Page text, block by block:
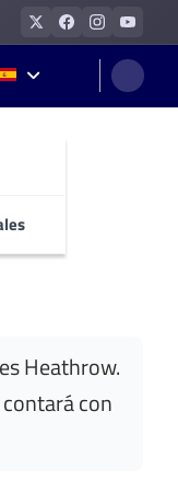
Heathrow.
con